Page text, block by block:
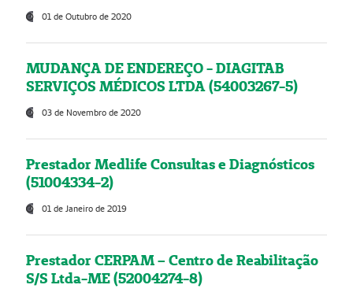
01 de Outubro de 2020
MUDANÇA DE ENDEREÇO - DIAGITAB
SERVIÇOS MÉDICOS LTDA (54003267-5)
03 de Novembro de 2020
Prestador Medlife Consultas e Diagnósticos
(51004334-2)
01 de Janeiro de 2019
Prestador CERPAM – Centro de Reabilitação
S/S Ltda-ME (52004274-8)